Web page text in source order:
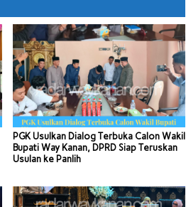
PGK Usulkan Dialog Terbuka Calon Wakil
Bupati Way Kanan, DPRD Siap Teruskan
Usulan ke Panlih